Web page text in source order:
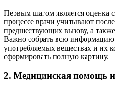
Первым шагом является оценка
процессе врачи учитывают
предшествующих вызову, а
Важно собрать всю
употребляемых веществах и их
сформировать полную картину.
2. Медицинская помощь